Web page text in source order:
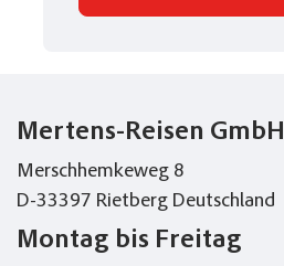
Mertens-Reisen GmbH
Merschhemkeweg 8
D-33397 Rietberg Deutschland
Montag bis Freitag